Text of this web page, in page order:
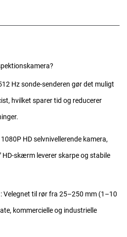
Hz sonde-senderen gør det muligt
hvilket sparer tid og reducerer
1080P HD selvnivellerende kamera,
HD-skærm leverer skarpe og stabile
: Velegnet til rør fra 25–250 mm (1–10
kommercielle og industrielle